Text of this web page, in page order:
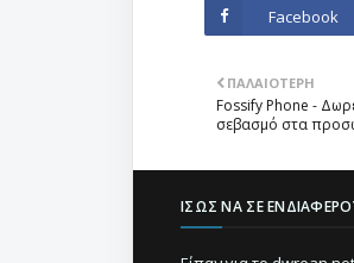
Facebook
ΠΑΛΑΙΌΤΕΡΗ
Fossify Phone -
σεβασμό στα
ΊΣΩΣ ΝΑ ΣΕ